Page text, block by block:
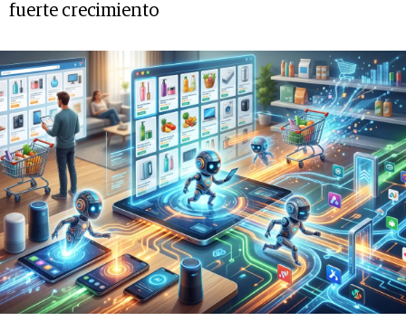
fuerte crecimiento